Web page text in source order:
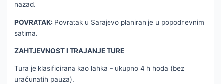
nazad.
POVRATAK: Povratak u Sarajevo planiran je u popodnevnim
satima.
ZAHTJEVNOST I TRAJANJE TURE
Tura je klasificirana kao lahka – ukupno 4 h hoda (bez
uračunatih pauza).